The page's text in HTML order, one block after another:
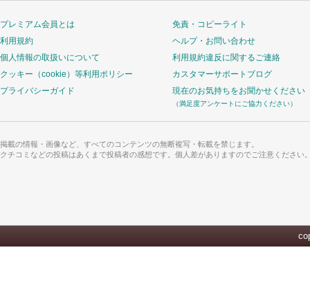
プレミアム会員とは
利用規約
個人情報の取扱いについて
クッキー（cookie）等利用ポリシー
プライバシーガイド
免責・コピーライト
ヘルプ・お問い合わせ
利用規約違反に関するご連絡
カスタマーサポートブログ
現在のお気持ちをお聞かせください
（満足度アンケートにご協力ください）
掲載の情報・画像など、すべてのコンテンツの無断複写・転載を禁じます。
クチコミなどの投稿はあくまで投稿者の感想です。個人差がありますのでご注意ください